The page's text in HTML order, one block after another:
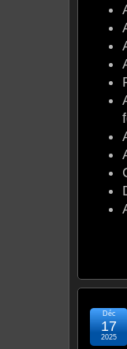
Déc
17
2025